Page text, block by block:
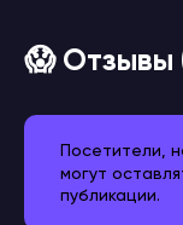
😱 Отзывы
Посетители,
могут
публикации.